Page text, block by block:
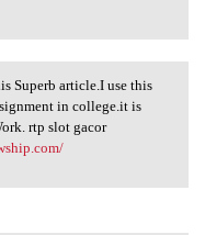
this
Superb article.I use this
in college.it is
rtp slot gacor